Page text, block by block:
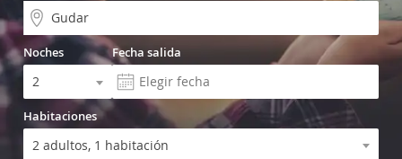
Noches Fecha salida
Habitaciones